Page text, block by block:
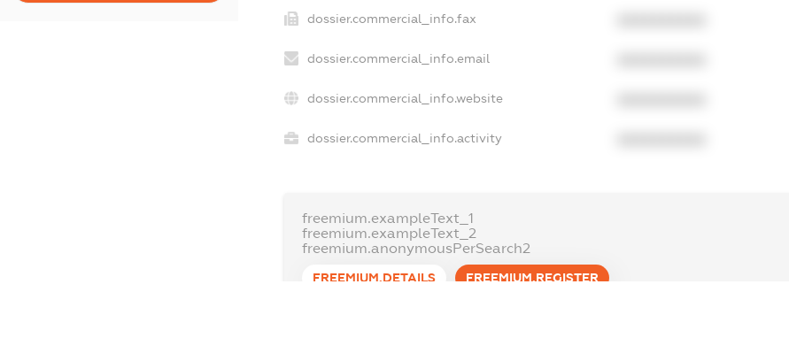
dossier.commercial_info.fax
dossier.commercial_info.email
dossier.commercial_info.website
dossier.commercial_info.activity
freemium.exampleText_1
freemium.exampleText_2
freemium.anonymousPerSearch2
FREEMIUM.DETAILS FREEMIUM.REGISTER